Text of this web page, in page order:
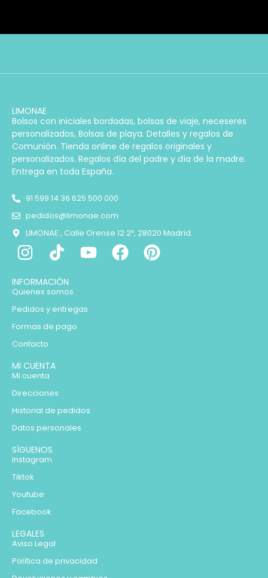
LIMONAE
Bolsos con iniciales bordadas, bolsas de viaje, neceseres
personalizados, Bolsas de playa. Detalles y regalos de
Comunión. Tienda online de regalos originales y
personalizados. Regalos día del padre y día de la madre.
Entrega en toda España.
91 599 14 36 625 500 000
pedidos@limonae.com
LIMONAE , Calle Orense 12 2º, 28020 Madrid.
INFORMACIÓN
Quienes somos
Pedidos y entregas
Formas de pago
Contacto
MI CUENTA
Mi cuenta
Direcciones
Historial de pedidos
Datos personales
SÍGUENOS
Instagram
Tiktok
Youtube
Facebook
LEGALES
Aviso Legal
Política de privacidad